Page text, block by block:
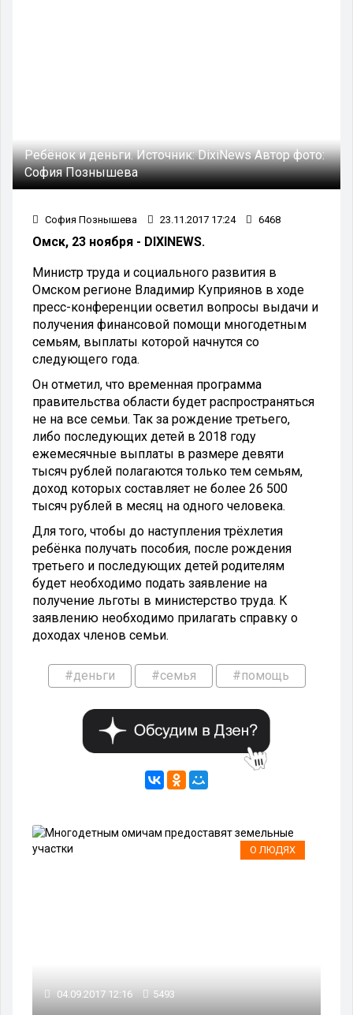
Ребёнок и деньги.Источник:DixiNewsАвтор фото:
София Познышева
София Познышева 23.11.2017 17:24 6468
Омск, 23 ноября - DIXINEWS.
Министр труда и социального развития в
Омском регионе Владимир Куприянов в ходе
пресс-конференции осветил вопросы выдачи и
получения финансовой помощи многодетным
семьям, выплаты которой начнутся со
следующего года.
Он отметил, что временная программа
правительства области будет распространяться
не на все семьи. Так за рождение третьего,
либо последующих детей в 2018 году
ежемесячные выплаты в размере девяти
тысяч рублей полагаются только тем семьям,
доход которых составляет не более 26 500
тысяч рублей в месяц на одного человека.
Для того, чтобы до наступления трёхлетия
ребёнка получать пособия, после рождения
третьего и последующих детей родителям
будет необходимо подать заявление на
получение льготы в министерство труда. К
заявлению необходимо прилагать справку о
доходах членов семьи.
#деньги #семья #помощь
О ЛЮДЯХ
04.09.2017 12:16 5493